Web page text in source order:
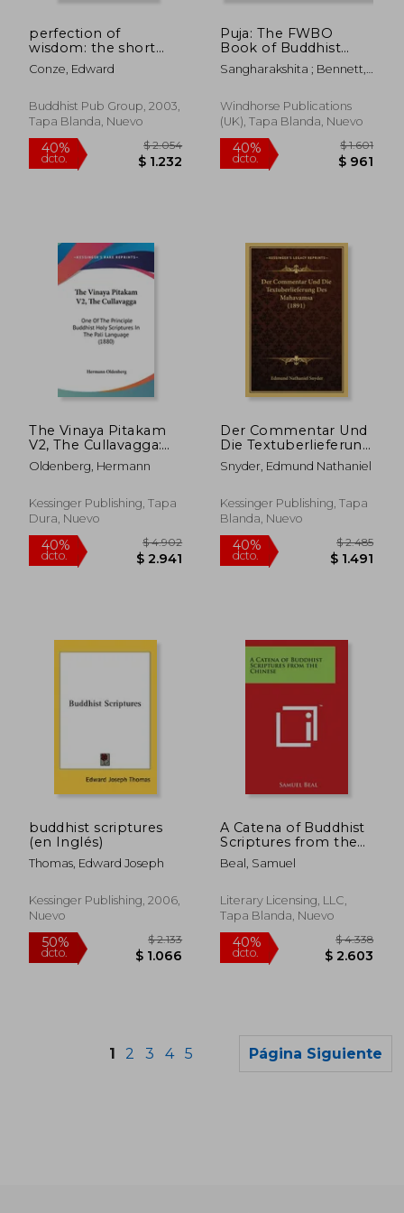
50% 40%
dcto.
40% 40%
perfection of
wisdom: the short
prajanaapaaramitaa
texts (en Inglés)
Conze, Edward
Buddhist Pub Group, 2003,
Tapa Blanda, Nuevo
Puja: The FWBO
Book of Buddhist
Devotional Texts (en
Inglés)
Sangharakshita ; Bennett,
Windhorse Publications
(UK), Tapa Blanda, Nuevo
The Vinaya Pitakam
V2, The Cullavagga:
One Of The Principle
Buddhist Holy
Language (1880)
Oldenberg, Hermann
Kessinger Publishing, Tapa
Dura, Nuevo
Der Commentar Und
Die Textuberlieferung
Des Mahavamsa
(1891) (en Alemán)
Snyder, Edmund Nathaniel
Kessinger Publishing, Tapa
Blanda, Nuevo
buddhist scriptures
(en Inglés)
Thomas, Edward Joseph
Kessinger Publishing, 2006,
Nuevo
A Catena of Buddhist
Scriptures from the
Chinese (en Inglés)
Beal, Samuel
Literary Licensing, LLC,
Tapa Blanda, Nuevo
1 2 3 4 5 Página Siguiente